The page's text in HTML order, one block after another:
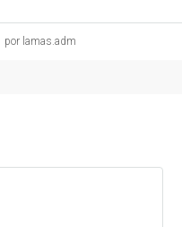
por lamas.adm